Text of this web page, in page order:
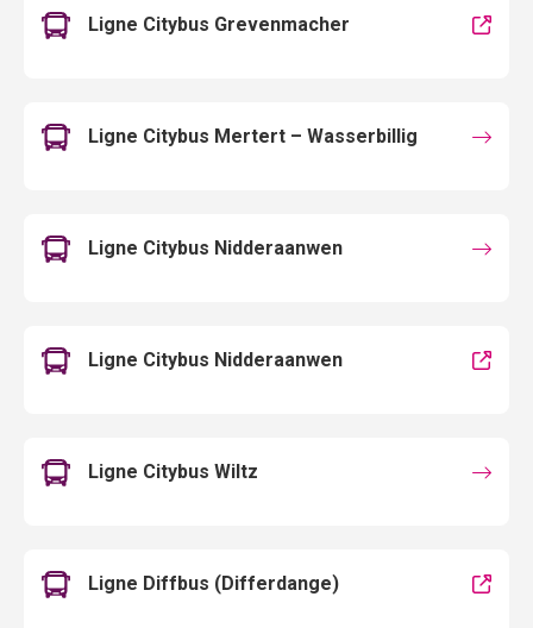
Ligne Citybus Grevenmacher
Ligne Citybus Mertert – Wasserbillig
Ligne Citybus Nidderaanwen
Ligne Citybus Nidderaanwen
Ligne Citybus Wiltz
Ligne Diffbus (Differdange)